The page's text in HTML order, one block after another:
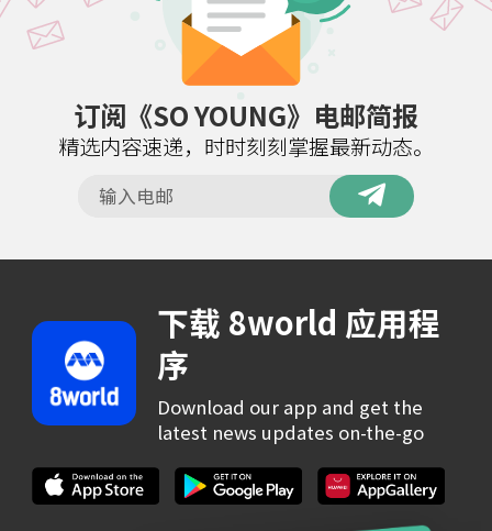
订阅《SO YOUNG》电邮简报
精选内容速递，时时刻刻掌握最新动态。
下载 8world 应用程
序
Download our app and get the
latest news updates on-the-go